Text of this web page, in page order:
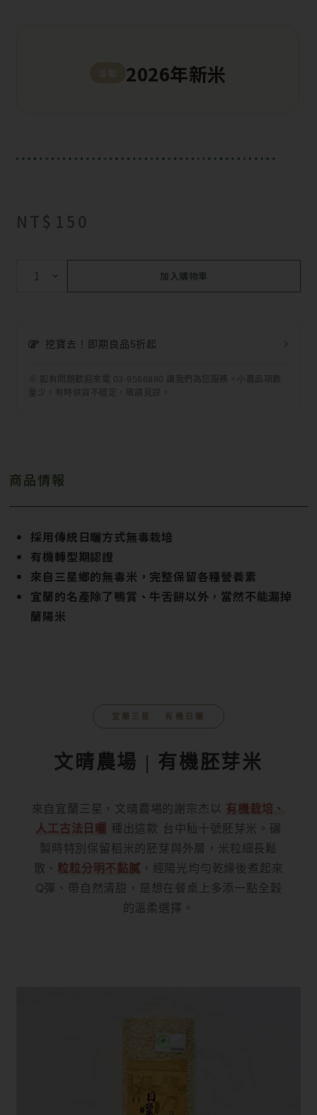
2026年新米
NT$ 150
加入購物車
挖寶去！即期良品5折起
※ 如有問題歡迎來電 03-9566880 讓我們為您服務。小農品項數
量少，有時供貨不穩定，敬請見諒。
商品情報
採用傳統日曬方式無毒栽培
有機轉型期認證
來自三星鄉的無毒米，完整保留各種營養素
宜蘭的名產除了鴨賞、牛舌餅以外，當然不能漏掉
蘭陽米
宜蘭三星 ‧ 有機日曬
文晴農場 | 有機胚芽米
來自宜蘭三星，文晴農場的謝宗杰以 有機栽培、
人工古法日曬 種出這款 台中秈十號胚芽米。碾
製時特別保留稻米的胚芽與外層，米粒細長鬆
散、 粒粒分明不黏膩 ，經陽光均勻乾燥後煮起來
Q彈、帶自然清甜，是想在餐桌上多添一點全穀
的溫柔選擇。